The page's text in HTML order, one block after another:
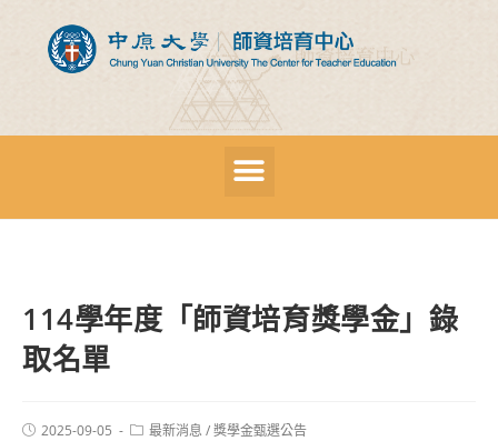
114學年度「師資培育獎學金」錄
取名單
2025-09-05 最新消息 /獎學金甄選公告